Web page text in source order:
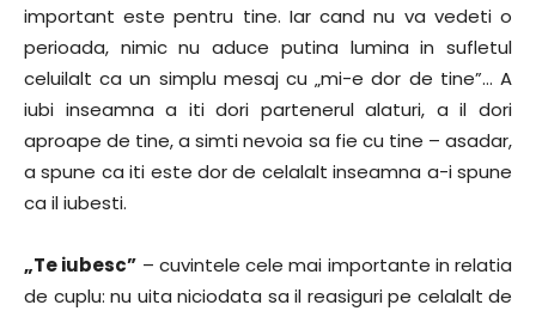
important este pentru tine. Iar cand nu va vedeti o
perioada, nimic nu aduce putina lumina in sufletul
celuilalt ca un simplu mesaj cu „mi-e dor de tine”… A
iubi inseamna a iti dori partenerul alaturi, a il dori
aproape de tine, a simti nevoia sa fie cu tine – asadar,
a spune ca iti este dor de celalalt inseamna a-i spune
ca il iubesti.
„Te iubesc” – cuvintele cele mai importante in relatia
de cuplu: nu uita niciodata sa il reasiguri pe celalalt de